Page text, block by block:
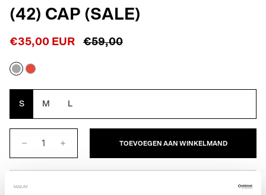
(42) CAP (SALE)
€35,00 EUR €59,00
Reflective
Shocking
S M L
TOEVOEGEN AAN WINKELMAND
BESCHRIJVING